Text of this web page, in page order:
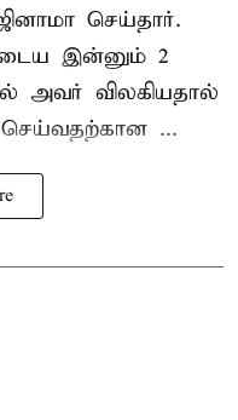
செய்தார்.
இன்னும் 2
அவர் விலகியதால்
செய்வதற்கான ...